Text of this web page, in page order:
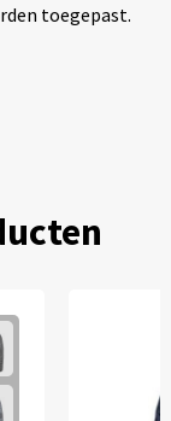
toegepast.